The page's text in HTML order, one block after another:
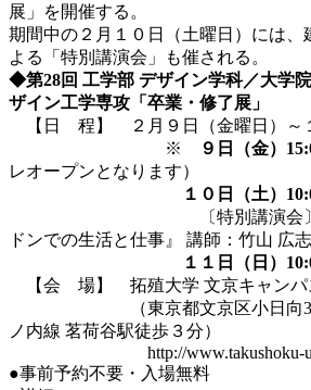
展」を開催する。
期間中の２月１０日（土曜日）には、
よる「特別講演会」も催される。
◆第28回 工学部 デザイン学科／大学
ザイン工学専攻「卒業・修了展」
【日 程】 ２月９日（金曜日）～１
※
９日（金）
レオープンとなります）
１０日（土）
〔特別講演会〕14:00
ドンでの生活と仕事』 講師：竹山 広
１１日（日）
【会 場】 拓殖大学 文京キャン
（東京都文京区小日向3-4-
ノ内線 茗荷谷駅徒歩３分）
http://www.takushoku-
●事前予約不要・入場無料